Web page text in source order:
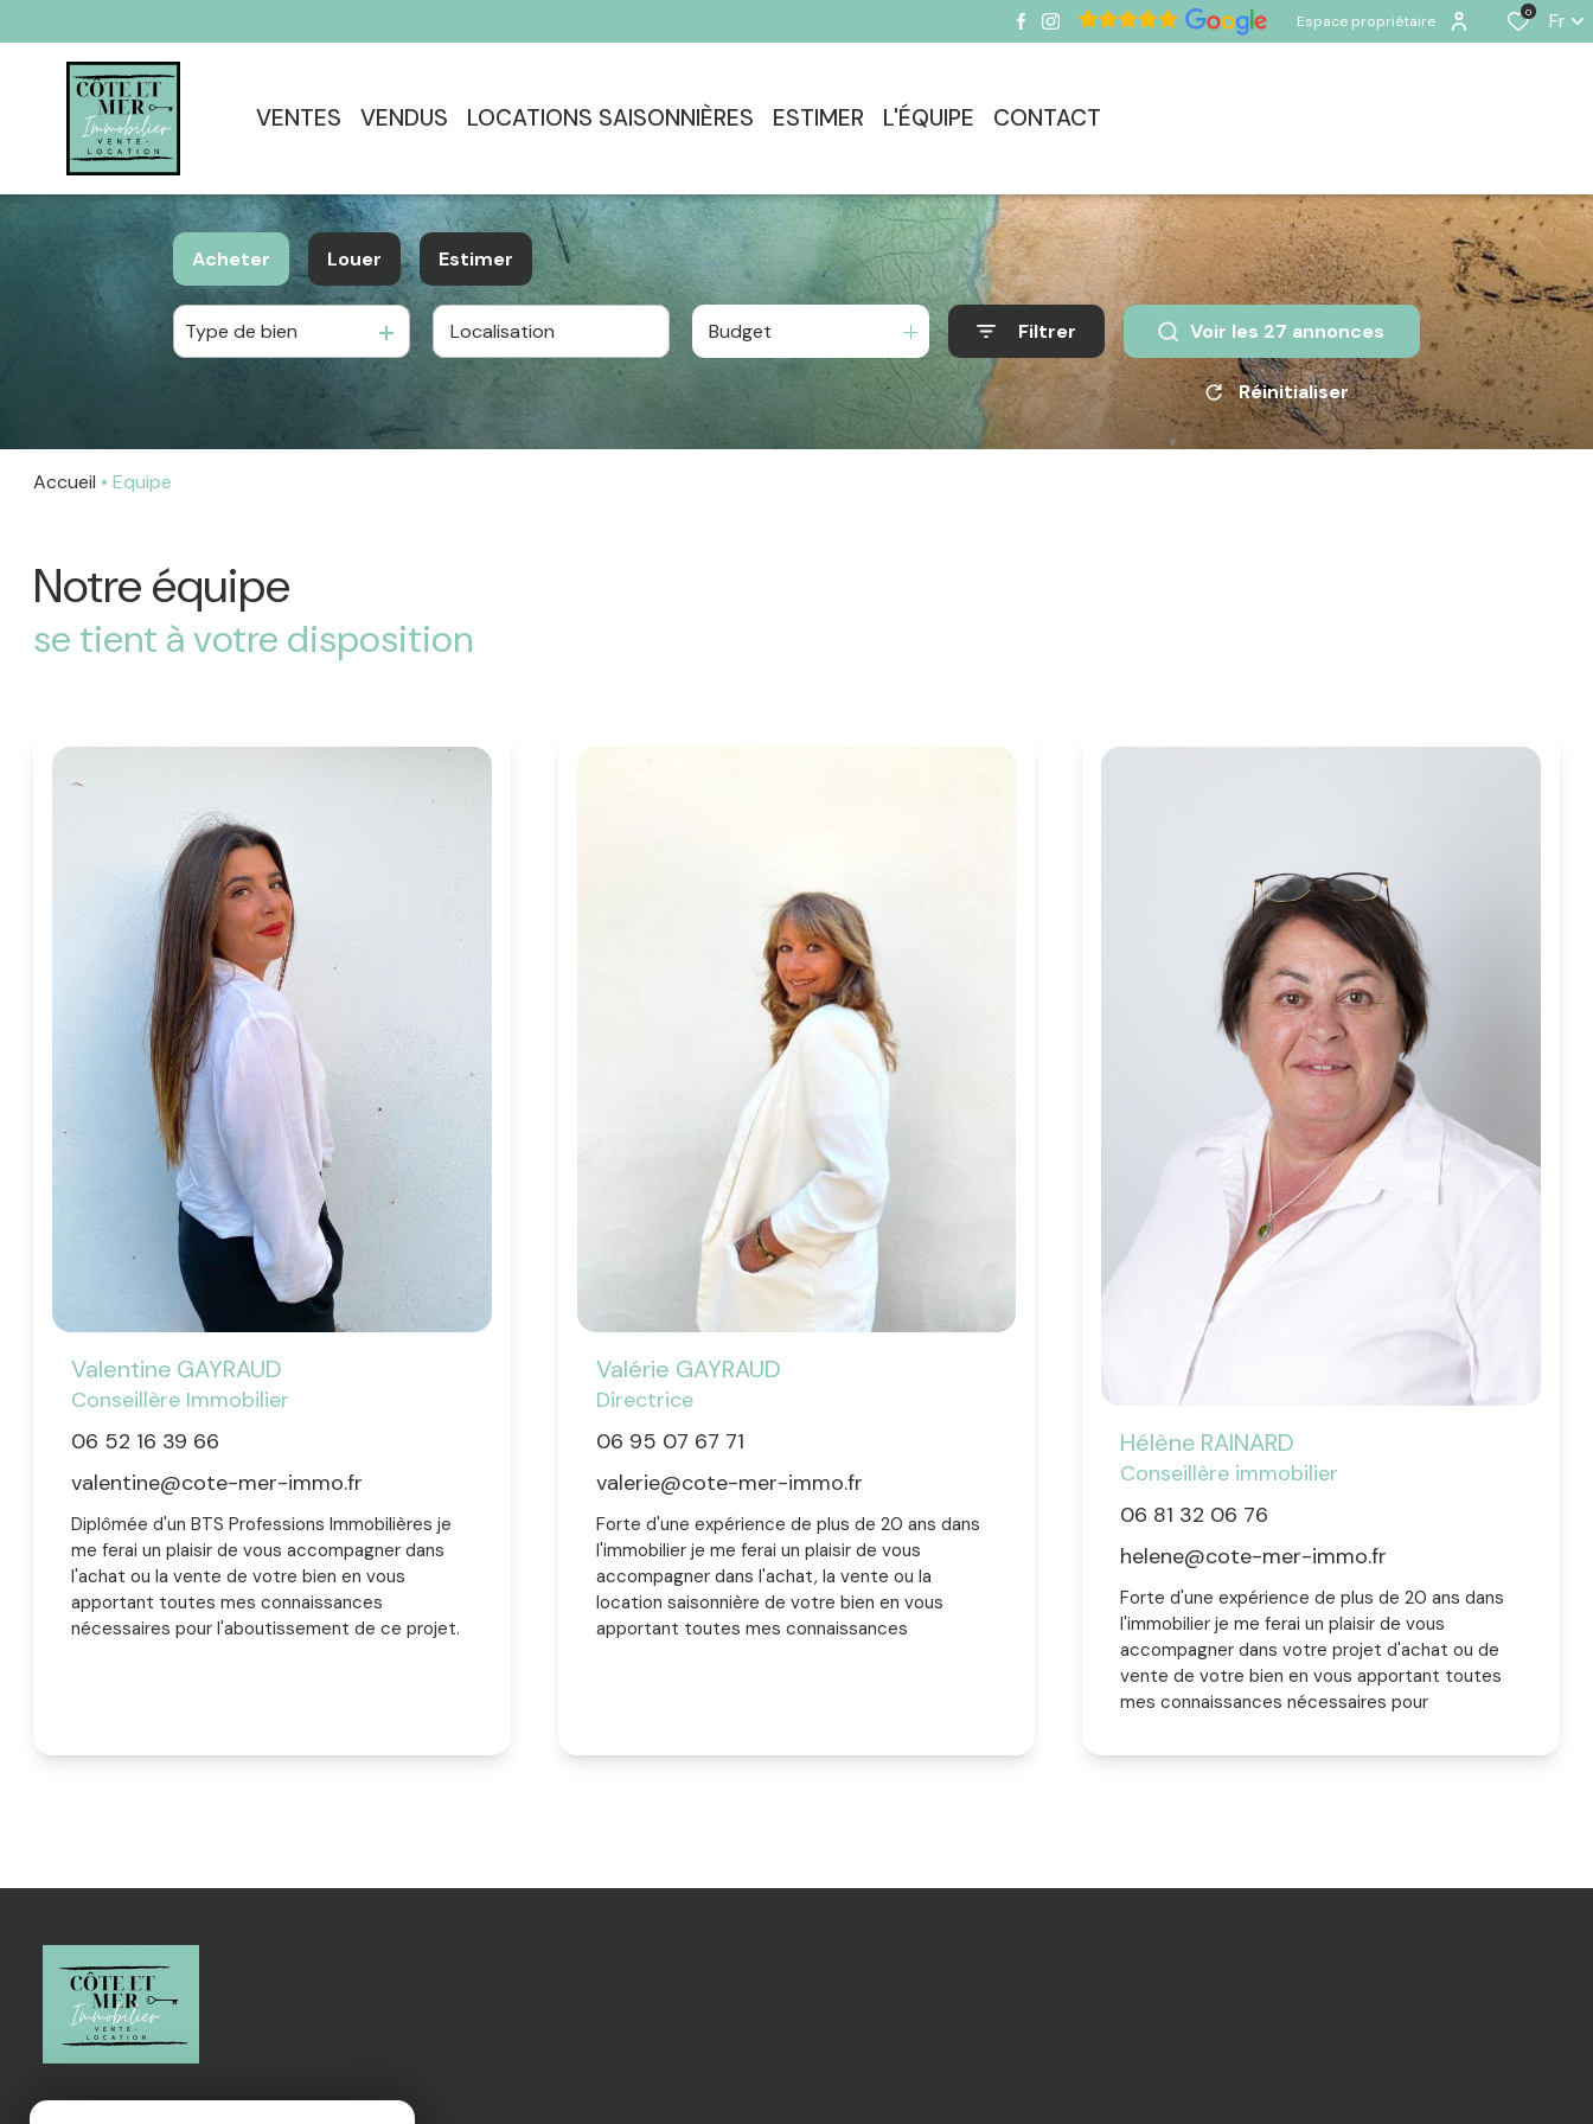
Espace propriétaire
0 Fr
VENTES VENDUS LOCATIONS SAISONNIÈRES ESTIMER L'ÉQUIPE CONTACT
Acheter
De l'ancien
Louer
à l'année
En saisonnier
Estimer
Type de bien Budget Filtrer Voir les 27 annonces
Réinitialiser
Accueil Equipe
Notre équipe
se tient à votre disposition
Valentine GAYRAUD
Conseillère Immobilier
06 52 16 39 66
valentine@cote-mer-immo.fr
Diplômée d'un BTS Professions Immobilières je
me ferai un plaisir de vous accompagner dans
l'achat ou la vente de votre bien en vous
apportant toutes mes connaissances
nécessaires pour l'aboutissement de ce projet.
Valérie GAYRAUD
Directrice
06 95 07 67 71
valerie@cote-mer-immo.fr
Forte d'une expérience de plus de 20 ans dans
l'immobilier je me ferai un plaisir de vous
accompagner dans l'achat, la vente ou la
location saisonnière de votre bien en vous
apportant toutes mes connaissances
Hélène RAINARD
Conseillère immobilier
06 81 32 06 76
helene@cote-mer-immo.fr
Forte d'une expérience de plus de 20 ans dans
l'immobilier je me ferai un plaisir de vous
accompagner dans votre projet d'achat ou de
vente de votre bien en vous apportant toutes
mes connaissances nécessaires pour